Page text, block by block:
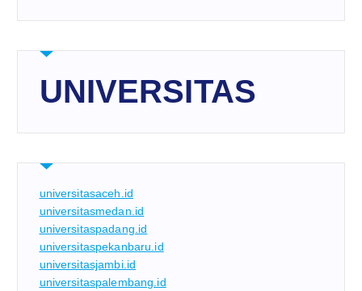
UNIVERSITAS
universitasaceh.id
universitasmedan.id
universitaspadang.id
universitaspekanbaru.id
universitasjambi.id
universitaspalembang.id